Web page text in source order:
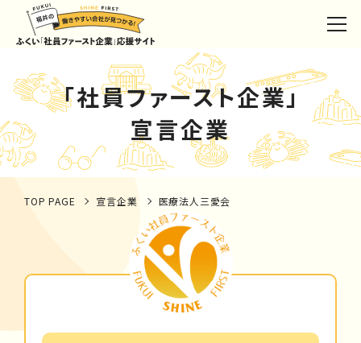
「社員ファースト企業」
宣言企業
TOP PAGE 宣言企業 医療法人三愛会